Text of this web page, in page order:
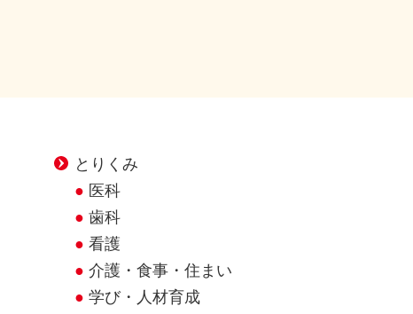
とりくみ
医科
歯科
看護
介護・食事・住まい
学び・人材育成